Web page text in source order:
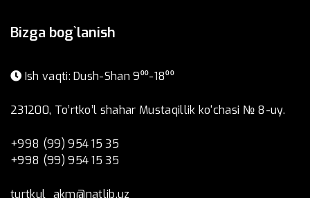
Bizga bog`lanish
Ish vaqti: Dush-Shan 9⁰⁰-18⁰⁰
231200, To’rtko’l shahar Mustaqillik ko‘chasi № 8-uy.
+998 (99) 954 15 35
+998 (99) 954 15 35
turtkul_akm@natlib.uz